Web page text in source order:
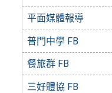
平面媒體報導
普門中學 FB
餐旅群 FB
三好體協 FB